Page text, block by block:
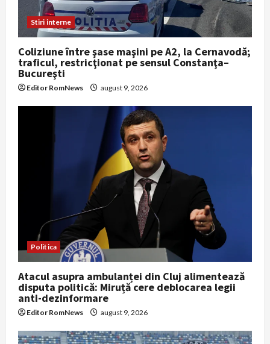
Stiri interne
Coliziune între şase maşini pe A2, la Cernavodă;
traficul, restricţionat pe sensul Constanţa–
Bucureşti
Editor RomNews august 9, 2026
Politica
Atacul asupra ambulanței din Cluj alimentează
disputa politică: Miruță cere deblocarea legii
anti-dezinformare
Editor RomNews august 9, 2026